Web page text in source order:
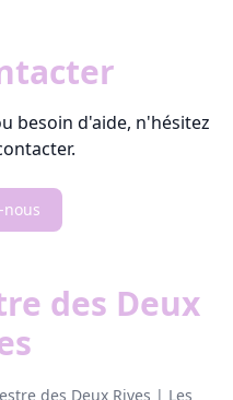
besoin d'aide, n'hésitez
nous
des Deux
des Deux Rives | Les